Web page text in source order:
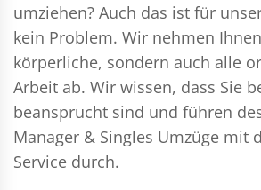
umziehen? Auch das ist für
kein Problem. Wir nehmen
körperliche, sondern auch alle
Arbeit ab. Wir wissen, dass Sie
beansprucht sind und führen
Manager & Singles Umzüge mit
Service durch.